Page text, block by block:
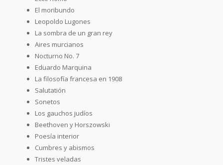
El moribundo
Leopoldo Lugones
La sombra de un gran rey
Aires murcianos
Nocturno No. 7
Eduardo Marquina
La filosofía francesa en 1908
Salutatión
Sonetos
Los gauchos judíos
Beethoven y Horszowski
Poesía interior
Cumbres y abismos
Tristes veladas